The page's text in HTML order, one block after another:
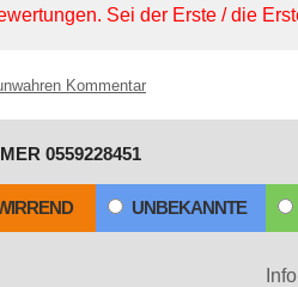
Sei der Erste / die
Kommentar
0559228451
UNBEKANNTE